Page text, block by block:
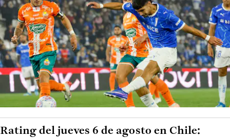
Rating del jueves 6 de agosto en Chile: